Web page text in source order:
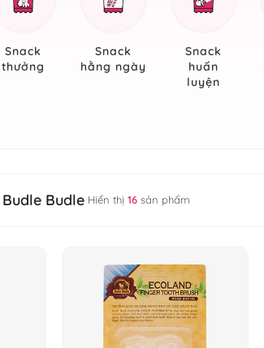
Snack
thưởng
Snack
hằng ngày
Snack
huấn
luyện
Budle Hiển thị16 sản phẩm